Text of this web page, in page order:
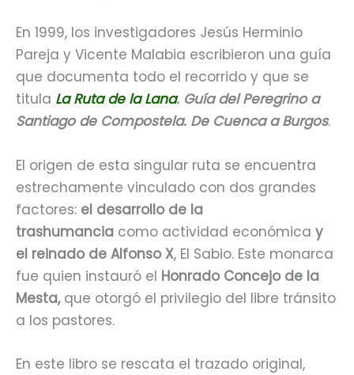
En 1999, los investigadores Jesús Herminio
Pareja y Vicente Malabia escribieron una guía
que documenta todo el recorrido y que se
titula La Ruta de la Lana. Guía del Peregrino a
Santiago de Compostela. De Cuenca a Burgos.
El origen de esta singular ruta se encuentra
estrechamente vinculado con dos grandes
factores: el desarrollo de la
trashumancia como actividad económica y
el reinado de Alfonso X, El Sabio. Este monarca
fue quien instauró el Honrado Concejo de la
Mesta,que otorgó el privilegio del libre tránsito
a los pastores.
En este libro se rescata el trazado original,